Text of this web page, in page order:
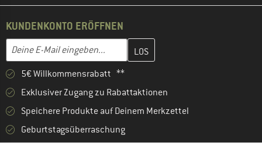
KUNDENKONTO ERÖFFNEN
E-Mail-Adresse
Gib hier deine E-Mail-Adresse ein und erstelle im nächsten
5€ Willkommensrabatt **
Exklusiver Zugang zu Rabattaktionen
Speichere Produkte auf Deinem Merkzettel
Geburtstagsüberraschung